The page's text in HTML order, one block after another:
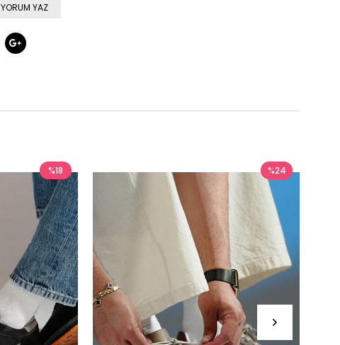
YORUM YAZ
%18 %24